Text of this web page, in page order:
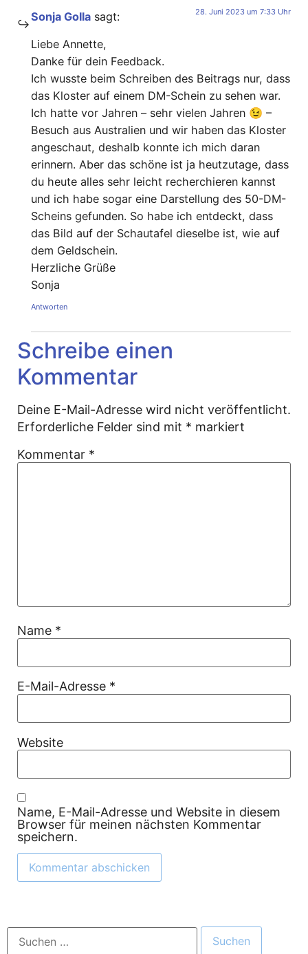
Sonja Golla sagt: 28. Juni 2023 um 7:33 Uhr
Liebe Annette,
Danke für dein Feedback.
Ich wusste beim Schreiben des Beitrags nur, dass
das Kloster auf einem DM-Schein zu sehen war.
Ich hatte vor Jahren – sehr vielen Jahren 😉 –
Besuch aus Australien und wir haben das Kloster
angeschaut, deshalb konnte ich mich daran
erinnern. Aber das schöne ist ja heutzutage, dass
du heute alles sehr leicht recherchieren kannst
und ich habe sogar eine Darstellung des 50-DM-
Scheins gefunden. So habe ich entdeckt, dass
das Bild auf der Schautafel dieselbe ist, wie auf
dem Geldschein.
Herzliche Grüße
Sonja
Antworten
Schreibe einen
Kommentar
Deine E-Mail-Adresse wird nicht veröffentlicht.
Erforderliche Felder sind mit * markiert
Kommentar *
Name *
E-Mail-Adresse *
Website
Name, E-Mail-Adresse und Website in diesem
Browser für meinen nächsten Kommentar
speichern.